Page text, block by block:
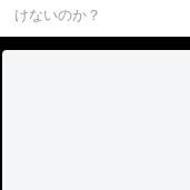
けないのか？